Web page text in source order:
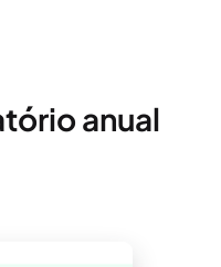
anual